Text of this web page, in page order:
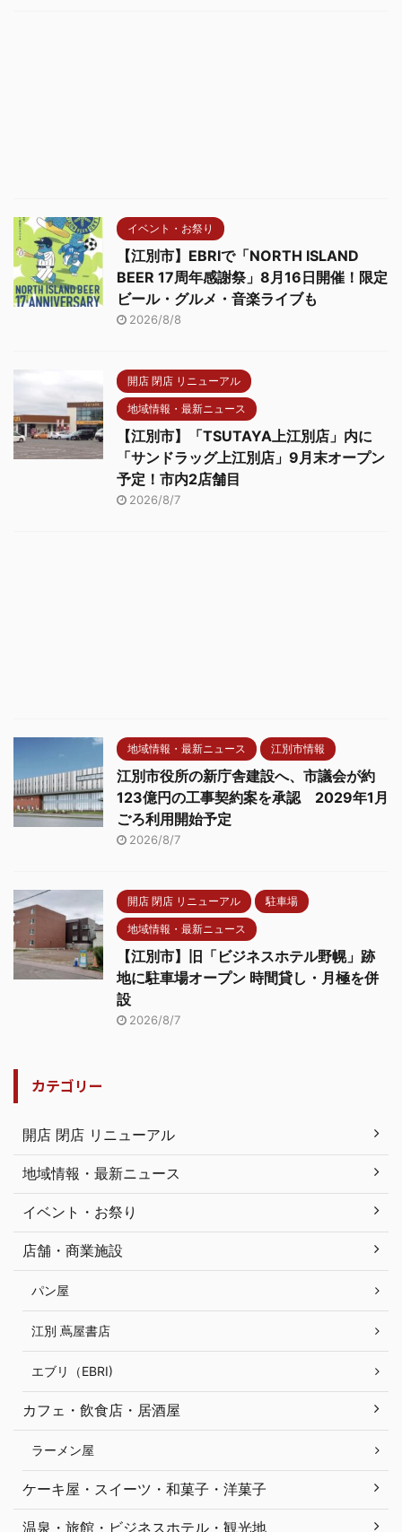
イベント・お祭り
【江別市】EBRIで「NORTH ISLAND
BEER 17周年感謝祭」8月16日開催！限定
ビール・グルメ・音楽ライブも
2026/8/8
開店 閉店 リニューアル
地域情報・最新ニュース
【江別市】「TSUTAYA上江別店」内に
「サンドラッグ上江別店」9月末オープン
予定！市内2店舗目
2026/8/7
地域情報・最新ニュース 江別市情報
江別市役所の新庁舎建設へ、市議会が約
123億円の工事契約案を承認 2029年1月
ごろ利用開始予定
2026/8/7
開店 閉店 リニューアル 駐車場
地域情報・最新ニュース
【江別市】旧「ビジネスホテル野幌」跡
地に駐車場オープン 時間貸し・月極を併
設
2026/8/7
カテゴリー
開店 閉店 リニューアル
地域情報・最新ニュース
イベント・お祭り
店舗・商業施設
パン屋
江別 蔦屋書店
エブリ（EBRI)
カフェ・飲食店・居酒屋
ラーメン屋
ケーキ屋・スイーツ・和菓子・洋菓子
温泉・旅館・ビジネスホテル・観光地